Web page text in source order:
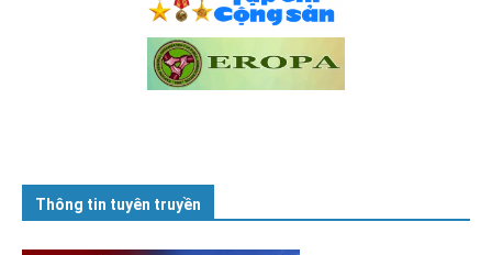
Thông tin tuyên truyền